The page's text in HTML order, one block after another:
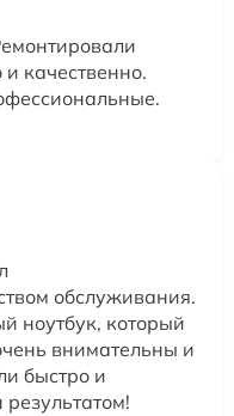
и качественно.
обслуживания.
ноутбук, который
внимательны и
быстро и